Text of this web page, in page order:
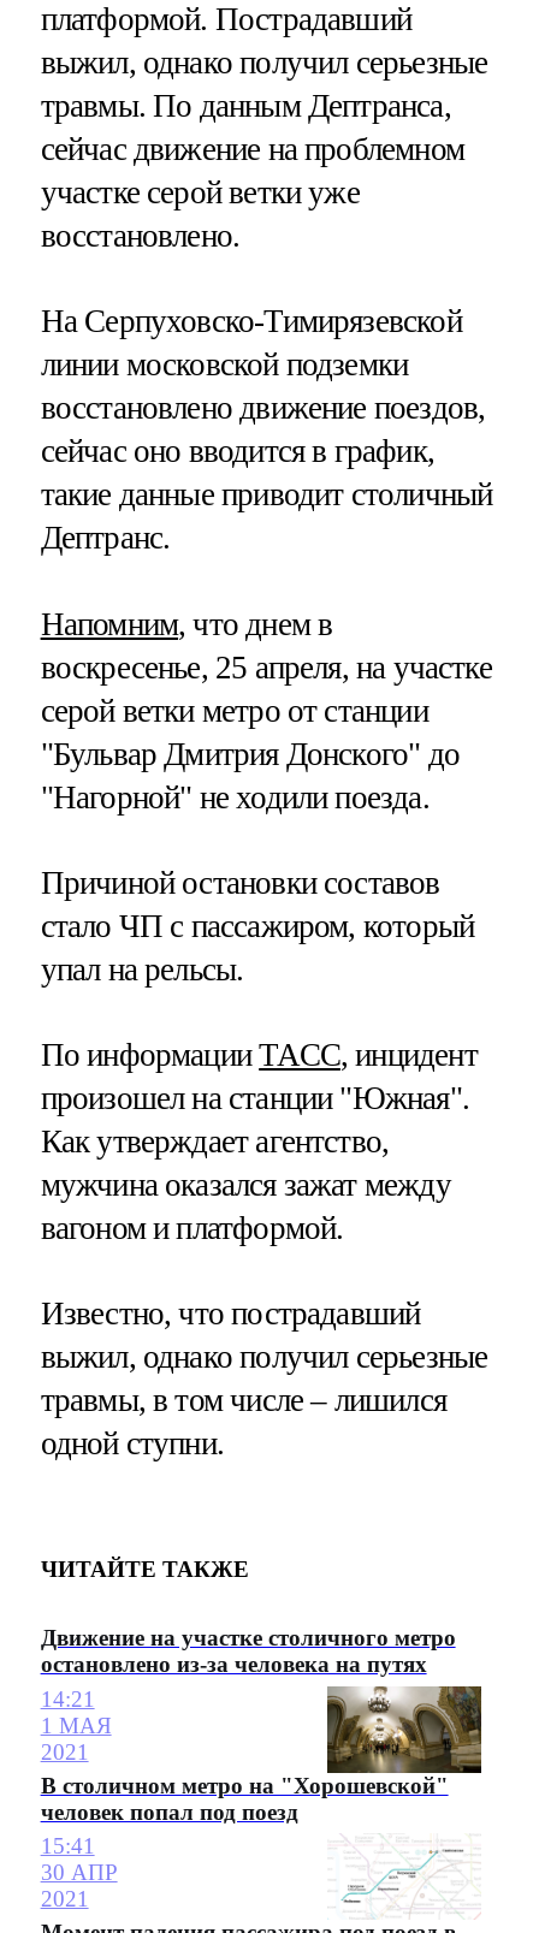
платформой. Пострадавший
выжил, однако получил серьезные
травмы. По данным Дептранса,
сейчас движение на проблемном
участке серой ветки уже
восстановлено.
На Серпуховско-Тимирязевской
линии московской подземки
восстановлено движение поездов,
сейчас оно вводится в график,
такие данные приводит столичный
Дептранс.
Напомним, что днем в
воскресенье, 25 апреля, на участке
серой ветки метро от станции
"Бульвар Дмитрия Донского" до
"Нагорной" не ходили поезда.
Причиной остановки составов
стало ЧП с пассажиром, который
упал на рельсы.
По информацииТАСС, инцидент
произошел на станции "Южная".
Как утверждает агентство,
мужчина оказался зажат между
вагоном и платформой.
Известно, что пострадавший
выжил, однако получил серьезные
травмы, в том числе – лишился
одной ступни.
ЧИТАЙТЕ ТАКЖЕ
Движение на участке столичного метро
остановлено из-за человека на путях
14:21
1 МАЯ
2021
В столичном метро на "Хорошевской"
человек попал под поезд
15:41
30 АПР
2021